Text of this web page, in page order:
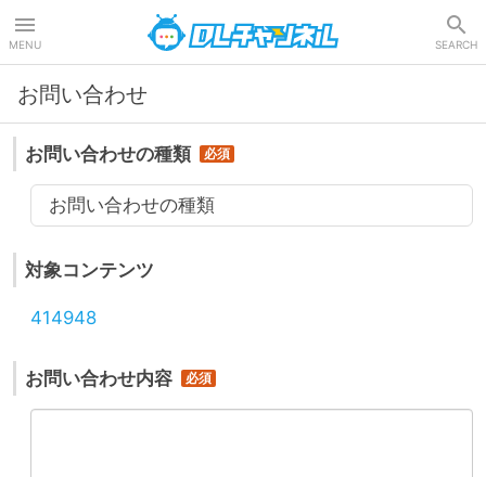
MENU SEARCH
お問い合わせ
お問い合わせの種類
お問い合わせの種類
対象コンテンツ
414948
お問い合わせ内容